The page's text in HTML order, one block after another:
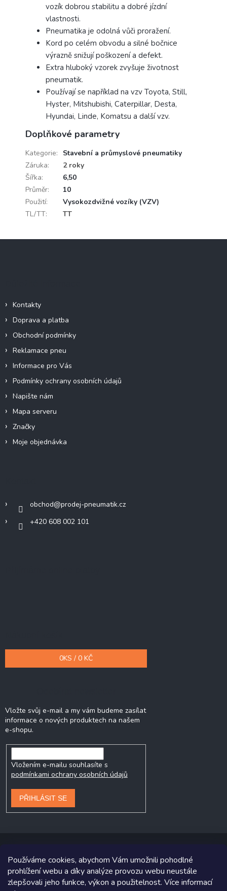
Používáme cookies, abychom Vám umožnili pohodlné
prohlížení webu a díky analýze provozu webu neustále
zlepšovali jeho funkce, výkon a použitelnost. Více informací
vozík dobrou stabilitu a dobré jízdní
vlastnosti.
Pneumatika je odolná vůči proražení.
Kord po celém obvodu a silné bočnice
výrazně snižují poškození a defekt.
Extra hluboký vzorek zvyšuje životnost
pneumatik.
Používají se například na vzv Toyota, Still,
Hyster, Mitshubishi, Caterpillar, Desta,
Hyundai, Linde, Komatsu a další vzv.
Doplňkové parametry
Kategorie:
Stavební a průmyslové pneumatiky
Záruka:
2 roky
Šířka:
6,50
Průměr:
10
Použití:
Vysokozdvižné vozíky (VZV)
TL/TT: TT
Kontakty
Doprava a platba
Obchodní podmínky
Reklamace pneu
Informace pro Vás
Podmínky ochrany osobních údajů
Napište nám
Mapa serveru
Značky
Moje objednávka
obchod@prodej-pneumatik.cz
+420 608 002 101
0KS / 0 KČ
Vložte svůj e-mail a my vám budeme zasílat
informace o nových produktech na našem
e-shopu.
Vložením e-mailu souhlasíte s
podmínkami ochrany osobních údajů
PŘIHLÁSIT SE
Copyright 2026Prodej-pneumatik.cz. Všechna práva vyhrazena.